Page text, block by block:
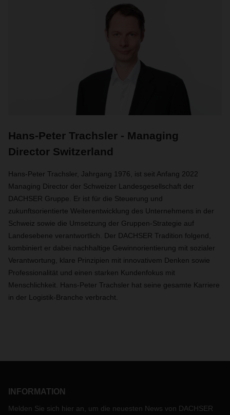
Hans-Peter Trachsler - Managing
Director Switzerland
Hans-Peter Trachsler, Jahrgang 1976, ist seit Anfang 2022
Managing Director der Schweizer Landesgesellschaft der
DACHSER Gruppe. Er ist für die Steuerung und
zukunftsorientierte Weiterentwicklung des Unternehmens in der
Schweiz sowie die Umsetzung der Gruppen-Strategie auf
Landesebene verantwortlich. Der DACHSER Tradition folgend,
kombiniert er dabei nachhaltige Gewinnorientierung mit sozialer
Verantwortung, klare Prinzipien mit innovativem Denken sowie
Professionalität und einen starken Kundenfokus mit
Menschlichkeit. Hans-Peter Trachsler hat seine gesamte Karriere
in der Logistik-Branche verbracht.
INFORMATION
Melden Sie sich hier an, um die neuesten News von DACHSER